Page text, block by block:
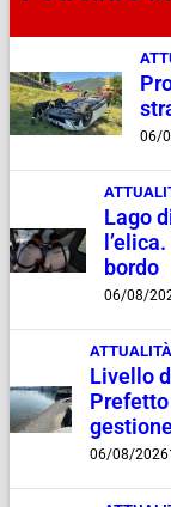
06/
Lago
bordo
06/08/
ATTUALITÀ
Livello
06/08/2026